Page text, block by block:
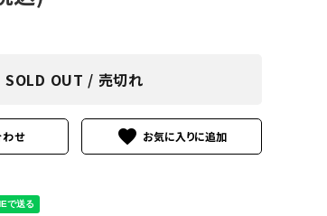
SOLD OUT / 売切れ
せ favorite